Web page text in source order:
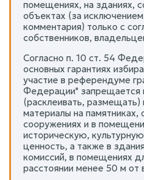
помещениях, на зданиях,
объектах (за
комментария) только с
собственников,
Согласно п. 10 ст. 54
основных гарантиях
участие в референдуме
Федерации" запрещается
(расклеивать, размещать)
материалы на памятниках,
сооружениях и в
историческую,
ценность, а также в
комиссий, в помещениях
расстоянии менее 50 м от